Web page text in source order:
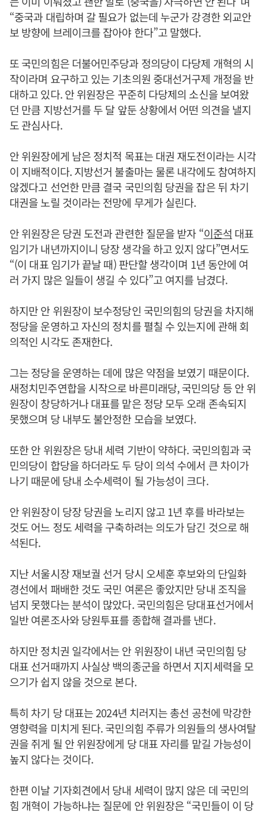
“중국과 대립하며 갈 필요가 없는데 누군가 강경한 외교안
보 방향에 브레이크를 잡아야 한다”고 말했다.
또 국민의힘은 더불어민주당과 정의당이 다당제 개혁의 시
작이라며 요구하고 있는 기초의원 중대선거구제 개정을 반
대하고 있다. 안 위원장은 꾸준히 다당제의 소신을 보여왔
던 만큼 지방선거를 두 달 앞둔 상황에서 어떤 의견을 낼지
도 관심사다.
안 위원장에게 남은 정치적 목표는 대권 재도전이라는 시각
이 지배적이다. 지방선거 불출마는 물론 내각에도 참여하지
않겠다고 선언한 만큼 결국 국민의힘 당권을 잡은 뒤 차기
대권을 노릴 것이라는 전망에 무게가 실린다.
안 위원장은 당권 도전과 관련한 질문을 받자 “이준석 대표
임기가 내년까지이니 당장 생각을 하고 있지 않다”면서도
“(이 대표 임기가 끝날 때) 판단할 생각이며 1년 동안에 여
러 가지 많은 일들이 생길 수 있다”고 여지를 남겼다.
하지만 안 위원장이 보수정당인 국민의힘의 당권을 차지해
정당을 운영하고 자신의 정치를 펼칠 수 있는지에 관해 회
의적인 시각도 존재한다.
그는 정당을 운영하는 데에 많은 약점을 보였기 때문이다.
새정치민주연합을 시작으로 바른미래당, 국민의당 등 안 위
원장이 창당하거나 대표를 맡은 정당 모두 오래 존속되지
못했으며 당 내부도 불안정한 모습을 보였다.
또한 안 위원장은 당내 세력 기반이 약하다. 국민의힘과 국
민의당이 합당을 하더라도 두 당이 의석 수에서 큰 차이가
나기 때문에 당내 소수세력이 될 가능성이 크다.
안 위원장이 당장 당권을 노리지 않고 1년 후를 바라보는
것도 어느 정도 세력을 구축하려는 의도가 담긴 것으로 해
석된다.
지난 서울시장 재보궐 선거 당시 오세훈 후보와의 단일화
경선에서 패배한 것도 국민 여론은 좋았지만 당내 조직을
넘지 못했다는 분석이 많았다. 국민의힘은 당대표선거에서
일반 여론조사와 당원투표를 종합해 결과를 낸다.
하지만 정치권 일각에서는 안 위원장이 내년 국민의힘 당
대표 선거때까지 사실상 백의종군을 하면서 지지세력을 모
으기가 쉽지 않을 것으로 본다.
특히 차기 당 대표는 2024년 치러지는 총선 공천에 막강한
영향력을 미치게 된다. 국민의힘 주류가 의원들의 생사여탈
권을 쥐게 될 안 위원장에게 당 대표 자리를 맡길 가능성이
높지 않다는 것이다.
한편 이날 기자회견에서 당내 세력이 많지 않은 데 국민의
힘 개혁이 가능하냐는 질문에 안 위원장은 “국민들이 이 당